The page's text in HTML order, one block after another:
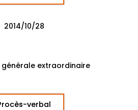
2014/10/28
extraordinaire
verbal